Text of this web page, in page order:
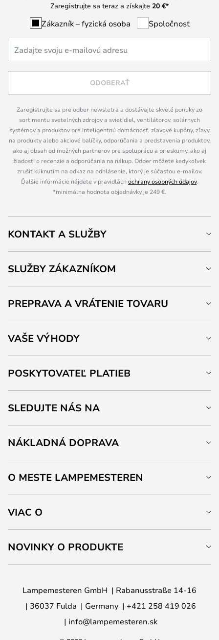
Zaregistrujte sa teraz a získajte 20 €*
Zákazník – fyzická osoba Spoločnosť
ODOBERAŤ
Zaregistrujte sa pre odber newsletra a dostávajte skvelé ponuky zo
sortimentu svetelných zdrojov a svietidiel, ventilátorov, solárnych
systémov a produktov pre inteligentnú domácnosť, zľavové kupóny, zľavy
na produkty alebo akciové balíčky, odporúčania a predstavenia produktov,
ako aj obsah od možných partnerov pre spoluprácu a prieskumy, ako aj
žiadosti o recenzie a odporúčania na nákup. Odber môžete kedykoľvek
zrušiť kliknutím na odkaz na odhlásenie, ktorý je súčasťou e-mailov.
Ďalšie informácie nájdete v pravidláchochrany osobných údajov.
*minimálna hodnota objednávky je 249 €.
KONTAKT A SLUŽBY
SLUŽBY ZÁKAZNÍKOM
PREPRAVA A VRÁTENIE TOVARU
VAŠE VÝHODY
POSKYTOVATEĽ PLATIEB
SLEDUJTE NÁS NA
NÁKLADNÁ DOPRAVA
O MESTE LAMPEMESTEREN
VIAC O
NOVINKY O PRODUKTE
Lampemesteren GmbH
Rabanusstraße 14-16
36037 Fulda
Germany
+421 258 419 026
info@lampemesteren.sk